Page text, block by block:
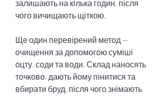
залишають на кілька годин, після
чого вичищають щіткою.
Ще один перевірений метод —
очищення за допомогою суміші
оцту, соди та води. Склад наносять
точково, дають йому пінитися та
вбирати бруд, після чого знімають